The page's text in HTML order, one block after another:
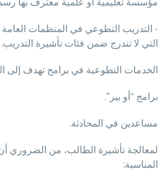
• التدريب التطوعي في المنظمات العامة
التي لا تندرج ضمن فئات تأشيرة التدريب.
الخدمات التطوعية في برامج تهدف إلى
برامج “أو بير”.
مساعدين في المحادثة.
لمعالجة تأشيرة الطالب، من الضروري أن
المناسبة: